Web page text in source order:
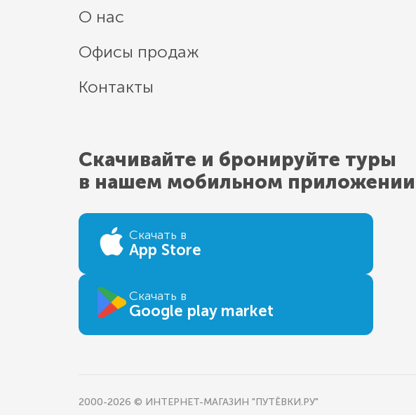
О нас
Офисы продаж
Контакты
Скачивайте и бронируйте туры
в нашем мобильном приложении
Скачать в
App Store
Скачать в
Google play market
2000-2026 © ИНТЕРНЕТ-МАГАЗИН "ПУТЁВКИ.РУ"